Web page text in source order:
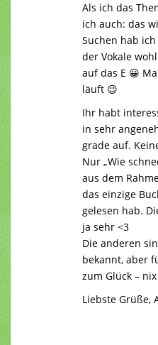
Als ich das
ich auch: das
Suchen hab
der Vokale
auf das E 😀
läuft 😉
Ihr habt
in sehr
grade auf.
Nur „Wie
aus dem
das einzige
gelesen hab.
ja sehr <3
Die anderen
bekannt, aber
zum Glück –
Liebste Grüße,